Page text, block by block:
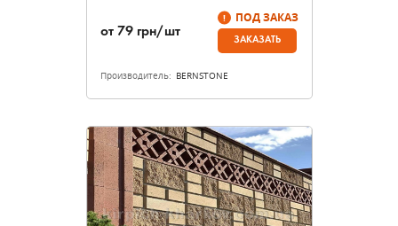
от 79 грн/шт
ПОД ЗАКАЗ
ЗАКАЗАТЬ
Производитель: BERNSTONE